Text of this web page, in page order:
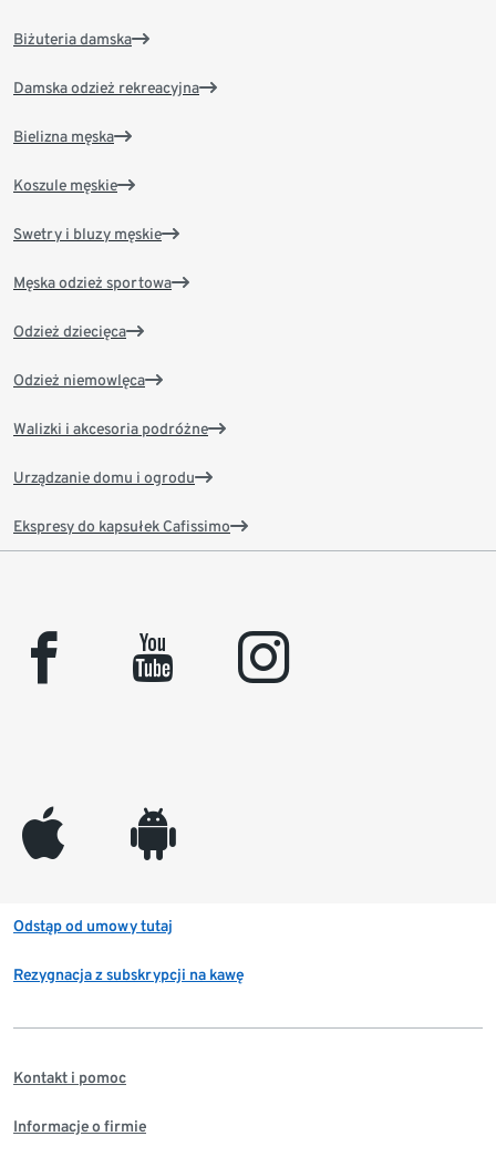
Biżuteria damska
Damska odzież rekreacyjna
Bielizna męska
Koszule męskie
Swetry i bluzy męskie
Męska odzież sportowa
Odzież dziecięca
Odzież niemowlęca
Walizki i akcesoria podróżne
Urządzanie domu i ogrodu
Ekspresy do kapsułek Cafissimo
facebook youtube instagram
appleinc android
Odstąp od umowy tutaj
Rezygnacja z subskrypcji na kawę
Kontakt i pomoc
Informacje o firmie